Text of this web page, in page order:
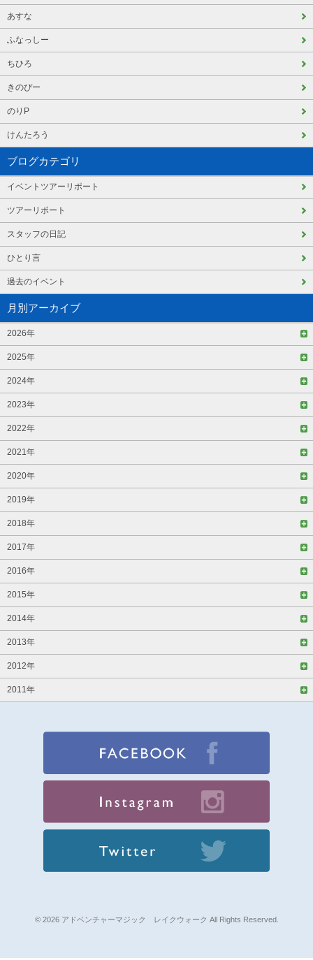
あすな
ふなっしー
ちひろ
きのぴー
のりP
けんたろう
ブログカテゴリ
イベントツアーリポート
ツアーリポート
スタッフの日記
ひとり言
過去のイベント
月別アーカイブ
2026年
2025年
2024年
2023年
2022年
2021年
2020年
2019年
2018年
2017年
2016年
2015年
2014年
2013年
2012年
2011年
© 2026 アドベンチャーマジック レイクウォーク All Rights Reserved.